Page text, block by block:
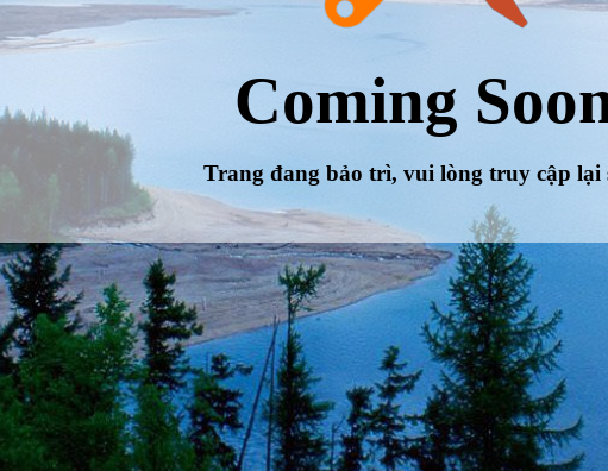
Coming
Trang đang bảo trì, vui lòng truy cập lại